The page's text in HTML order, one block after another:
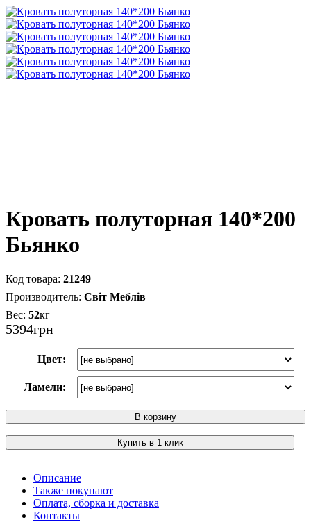
Кровать полуторная 140*200
Бьянко
21249
Світ Меблів
52кг
5394грн
Цвет:
Ламели:
В корзину
Купить в 1 клик
Описание
Также покупают
Оплата, сборка и доставка
Контакты